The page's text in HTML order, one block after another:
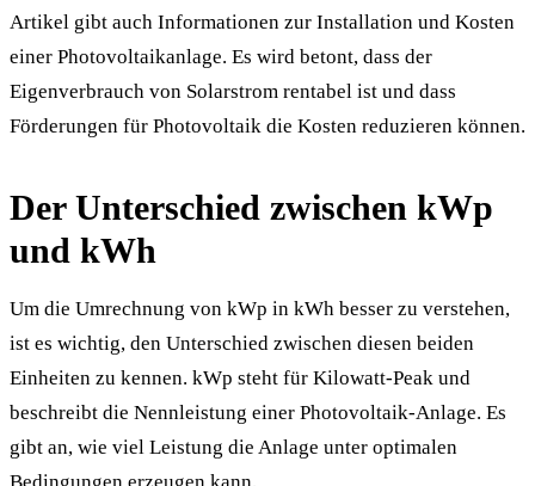
Artikel gibt auch Informationen zur Installation und Kosten
einer Photovoltaikanlage. Es wird betont, dass der
Eigenverbrauch von Solarstrom rentabel ist und dass
Förderungen für Photovoltaik die Kosten reduzieren können.
Der Unterschied zwischen kWp
und kWh
Um die Umrechnung von kWp in kWh besser zu verstehen,
ist es wichtig, den Unterschied zwischen diesen beiden
Einheiten zu kennen. kWp steht für Kilowatt-Peak und
beschreibt die Nennleistung einer Photovoltaik-Anlage. Es
gibt an, wie viel Leistung die Anlage unter optimalen